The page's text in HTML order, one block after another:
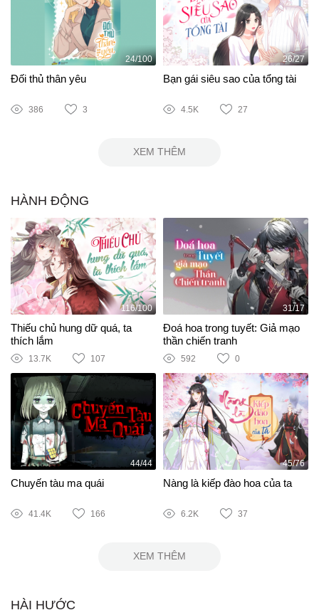
24/100
Đối thủ thân yêu
386 3
26/27
Bạn gái siêu sao của tổng tài
4.5K 27
XEM THÊM
HÀNH ĐỘNG
116/100
Thiếu chủ hung dữ quá, ta
thích lắm
13.7K 107
31/17
Đoá hoa trong tuyết: Giả mạo
thần chiến tranh
592 0
44/44
Chuyến tàu ma quái
41.4K 166
45/76
Nàng là kiếp đào hoa của ta
6.2K 37
XEM THÊM
HÀI HƯỚC